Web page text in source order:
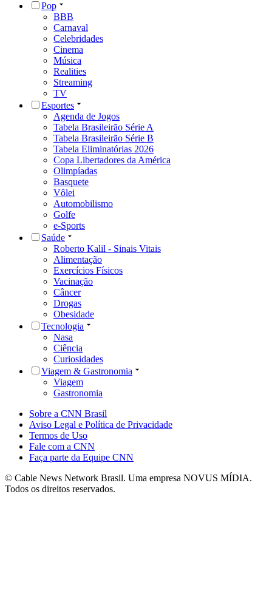
Pop
BBB
Carnaval
Celebridades
Cinema
Música
Realities
Streaming
TV
Esportes
Agenda de Jogos
Tabela Brasileirão Série A
Tabela Brasileirão Série B
Tabela Eliminatórias 2026
Copa Libertadores da América
Olimpíadas
Basquete
Vôlei
Automobilismo
Golfe
e-Sports
Saúde
Roberto Kalil - Sinais Vitais
Alimentação
Exercícios Físicos
Vacinação
Câncer
Drogas
Obesidade
Tecnologia
Nasa
Ciência
Curiosidades
Viagem & Gastronomia
Viagem
Gastronomia
Sobre a CNN Brasil
Aviso Legal e Política de Privacidade
Termos de Uso
Fale com a CNN
Faça parte da Equipe CNN
© Cable News Network Brasil. Uma empresa NOVUS MÍDIA.
Todos os direitos reservados.